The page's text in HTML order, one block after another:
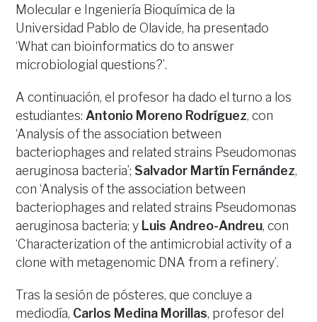
Molecular e Ingeniería Bioquímica de la
Universidad Pablo de Olavide, ha presentado
‘What can bioinformatics do to answer
microbiologial questions?’.
A continuación, el profesor ha dado el turno a los
estudiantes:Antonio Moreno Rodríguez, con
‘Analysis of the association between
bacteriophages and related strains Pseudomonas
aeruginosa bacteria’; Salvador Martín Fernández,
con ‘Analysis of the association between
bacteriophages and related strains Pseudomonas
aeruginosa bacteria; y Luis Andreo-Andreu, con
‘Characterization of the antimicrobial activity of a
clone with metagenomic DNA from a refinery’.
Tras la sesión de pósteres, que concluye a
mediodía, Carlos Medina Morillas, profesor del